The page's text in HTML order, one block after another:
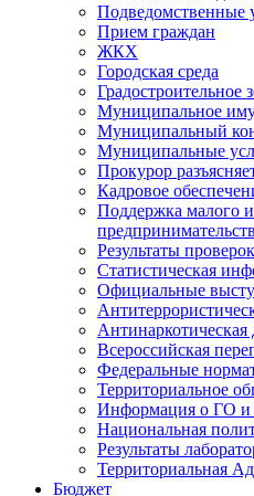
Подведомственные
Прием граждан
ЖКХ
Городская среда
Градостроительное
Муниципальное
Муниципальный
Муниципальные
Прокурор
Кадровое
Поддержка малого
Результаты проверок
Статистическая
Официальные
Антинаркотическая
Всероссийская
Федеральные
Территориальное
Информация о ГО
Национальная
Результаты
Территориальная
Бюджет